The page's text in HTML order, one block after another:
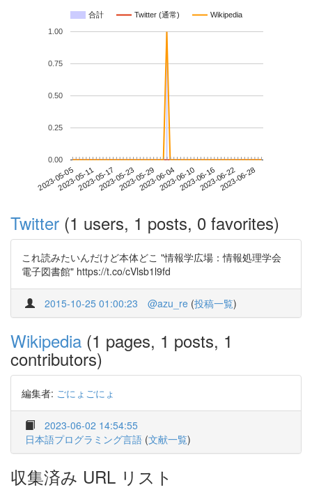
合計 Twitter (通常) Wikipedia
2023-05-052023-05-112023-05-172023-05-232023-05-292023-06-042023-06-102023-06-162023-06-222023-06-28
0.00
0.25
0.50
0.75
1.00
Twitter (1 users, 1 posts, 0 favorites)
これ読みたいんだけど本体どこ "情報学広場：情報処理学会
電子図書館" https://t.co/cVlsb1l9fd
2015-10-25 01:00:23 @azu_re (投稿一覧)
Wikipedia (1 pages, 1 posts, 1
contributors)
編集者: ごにょごにょ
2023-06-02 14:54:55
日本語プログラミング言語 (文献一覧)
収集済み URL リスト